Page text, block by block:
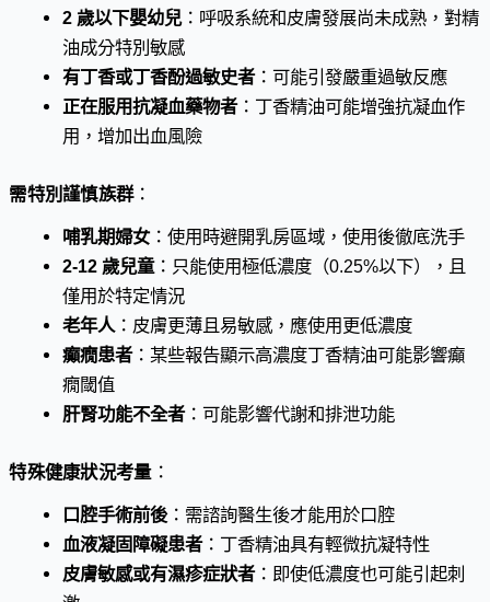
2 歲以下嬰幼兒：呼吸系統和皮膚發展尚未成熟，對精
油成分特別敏感
有丁香或丁香酚過敏史者：可能引發嚴重過敏反應
正在服用抗凝血藥物者：丁香精油可能增強抗凝血作
用，增加出血風險
需特別謹慎族群：
哺乳期婦女：使用時避開乳房區域，使用後徹底洗手
2-12 歲兒童：只能使用極低濃度（0.25%以下），且
僅用於特定情況
老年人 ：皮膚更薄且易敏感，應使用更低濃度
癲癇患者：某些報告顯示高濃度丁香精油可能影響癲
癇閾值
肝腎功能不全者：可能影響代謝和排泄功能
特殊健康狀況考量：
口腔手術前後：需諮詢醫生後才能用於口腔
血液凝固障礙患者：丁香精油具有輕微抗凝特性
皮膚敏感或有濕疹症狀者：即使低濃度也可能引起刺